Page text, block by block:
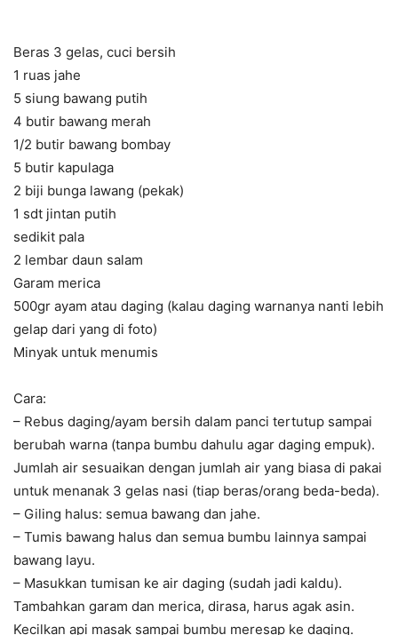
Beras 3 gelas, cuci bersih
1 ruas jahe
5 siung bawang putih
4 butir bawang merah
1/2 butir bawang bombay
5 butir kapulaga
2 biji bunga lawang (pekak)
1 sdt jintan putih
sedikit pala
2 lembar daun salam
Garam merica
500gr ayam atau daging (kalau daging warnanya nanti lebih
gelap dari yang di foto)
Minyak untuk menumis
Cara:
– Rebus daging/ayam bersih dalam panci tertutup sampai
berubah warna (tanpa bumbu dahulu agar daging empuk).
Jumlah air sesuaikan dengan jumlah air yang biasa di pakai
untuk menanak 3 gelas nasi (tiap beras/orang beda-beda).
– Giling halus: semua bawang dan jahe.
– Tumis bawang halus dan semua bumbu lainnya sampai
bawang layu.
– Masukkan tumisan ke air daging (sudah jadi kaldu).
Tambahkan garam dan merica, dirasa, harus agak asin.
Kecilkan api masak sampai bumbu meresap ke daging.